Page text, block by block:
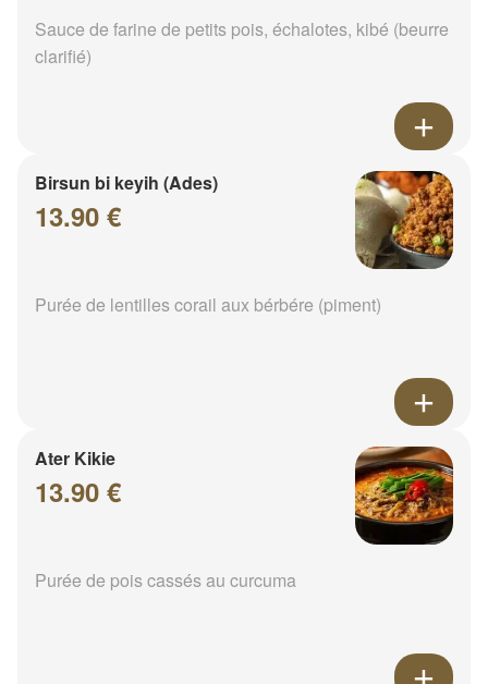
Sauce de farine de petits pois, échalotes, kibé (beurre
clarifié)
Birsun bi keyih (Ades)
13.90 €
Purée de lentilles corail aux bérbére (piment)
Ater Kikie
13.90 €
Purée de pois cassés au curcuma